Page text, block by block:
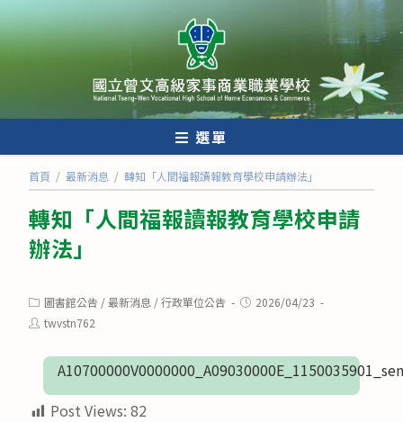
跳
轉
至
內
選單
首頁 / 最新消息 / 轉知「人間福報讀報教育學校申請辦法」
轉知「人間福報讀報教育學校申請
辦法」
Post
category:
圖書館公告 /最新消息 /行政單位公告
Post2026/04/23
Posttwvstn762
Post Views: 82